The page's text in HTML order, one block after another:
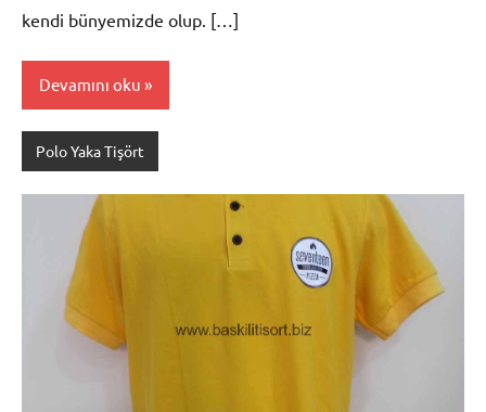
kendi bünyemizde olup. […]
Devamını oku
Polo Yaka Tişört